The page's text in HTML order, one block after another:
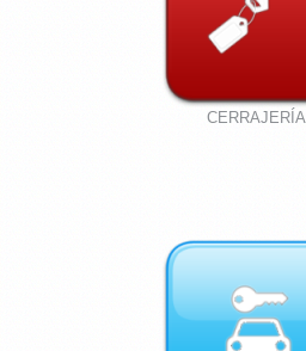
CERRAJERÍA